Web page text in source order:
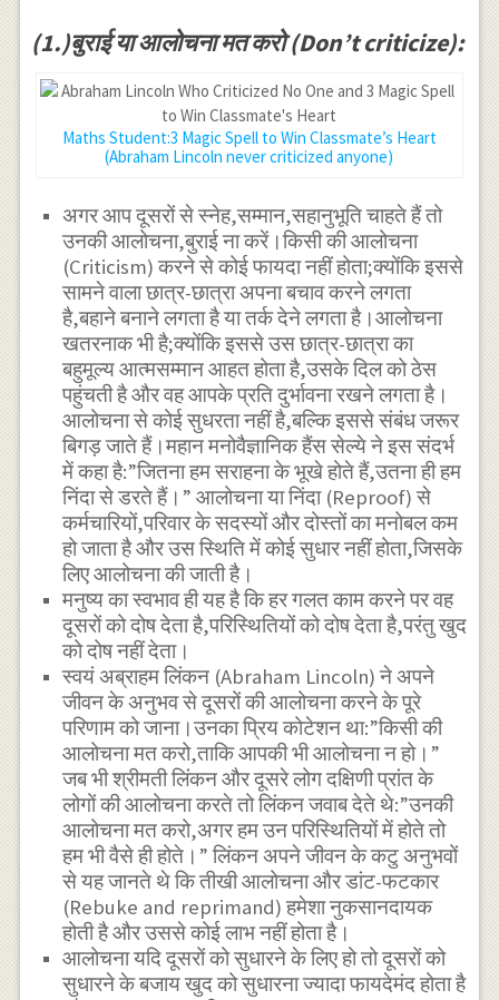
(1.)बुराई या आलोचना मत करो (Don’t criticize):
Maths Student:3 Magic Spell to Win Classmate’s Heart
(Abraham Lincoln never criticized anyone)
अगर आप दूसरों से स्नेह,सम्मान,सहानुभूति चाहते हैं तो
उनकी आलोचना,बुराई ना करें।किसी की आलोचना
(Criticism) करने से कोई फायदा नहीं होता;क्योंकि इससे
सामने वाला छात्र-छात्रा अपना बचाव करने लगता
है,बहाने बनाने लगता है या तर्क देने लगता है।आलोचना
खतरनाक भी है;क्योंकि इससे उस छात्र-छात्रा का
बहुमूल्य आत्मसम्मान आहत होता है,उसके दिल को ठेस
पहुंचती है और वह आपके प्रति दुर्भावना रखने लगता है।
आलोचना से कोई सुधरता नहीं है,बल्कि इससे संबंध जरूर
बिगड़ जाते हैं।महान मनोवैज्ञानिक हैंस सेल्ये ने इस संदर्भ
में कहा है:”जितना हम सराहना के भूखे होते हैं,उतना ही हम
निंदा से डरते हैं।” आलोचना या निंदा (Reproof) से
कर्मचारियों,परिवार के सदस्यों और दोस्तों का मनोबल कम
हो जाता है और उस स्थिति में कोई सुधार नहीं होता,जिसके
लिए आलोचना की जाती है।
मनुष्य का स्वभाव ही यह है कि हर गलत काम करने पर वह
दूसरों को दोष देता है,परिस्थितियों को दोष देता है,परंतु खुद
को दोष नहीं देता।
स्वयं अब्राहम लिंकन (Abraham Lincoln) ने अपने
जीवन के अनुभव से दूसरों की आलोचना करने के पूरे
परिणाम को जाना।उनका प्रिय कोटेशन था:”किसी की
आलोचना मत करो,ताकि आपकी भी आलोचना न हो।”
जब भी श्रीमती लिंकन और दूसरे लोग दक्षिणी प्रांत के
लोगों की आलोचना करते तो लिंकन जवाब देते थे:”उनकी
आलोचना मत करो,अगर हम उन परिस्थितियों में होते तो
हम भी वैसे ही होते।” लिंकन अपने जीवन के कटु अनुभवों
से यह जानते थे कि तीखी आलोचना और डांट-फटकार
(Rebuke and reprimand) हमेशा नुकसानदायक
होती है और उससे कोई लाभ नहीं होता है।
आलोचना यदि दूसरों को सुधारने के लिए हो तो दूसरों को
सुधारने के बजाय खुद को सुधारना ज्यादा फायदेमंद होता है